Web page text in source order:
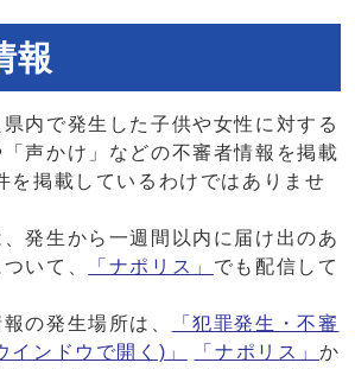
報
内で発生した子供や女性に対する
「声かけ」などの不審者情報を掲載
を掲載しているわけではありませ
発生から一週間以内に届け出のあ
いて、
「ナポリス」 でも配信して
の発生場所は、
「犯罪発生・不審
インドウで開く)」
「ナポリス」か